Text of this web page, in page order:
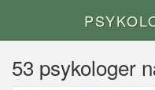
53 psykologer